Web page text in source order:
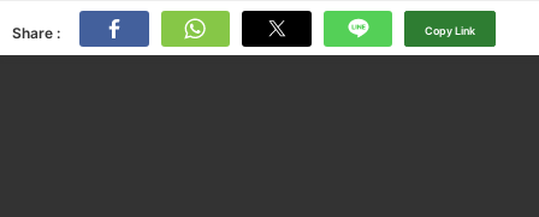
Share : Copy Link